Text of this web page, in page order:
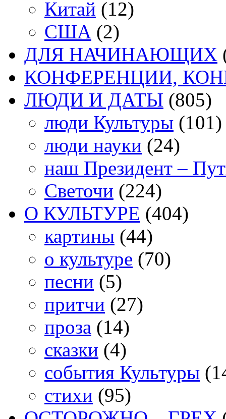
Китай (12)
США (2)
ДЛЯ НАЧИНАЮЩИХ
КОНФЕРЕНЦИИ,
ЛЮДИ И ДАТЫ (805)
люди Культуры (101)
люди науки (24)
наш Президент –
Светочи (224)
О КУЛЬТУРЕ (404)
картины (44)
о культуре (70)
песни (5)
притчи (27)
проза (14)
сказки (4)
события Культуры
стихи (95)